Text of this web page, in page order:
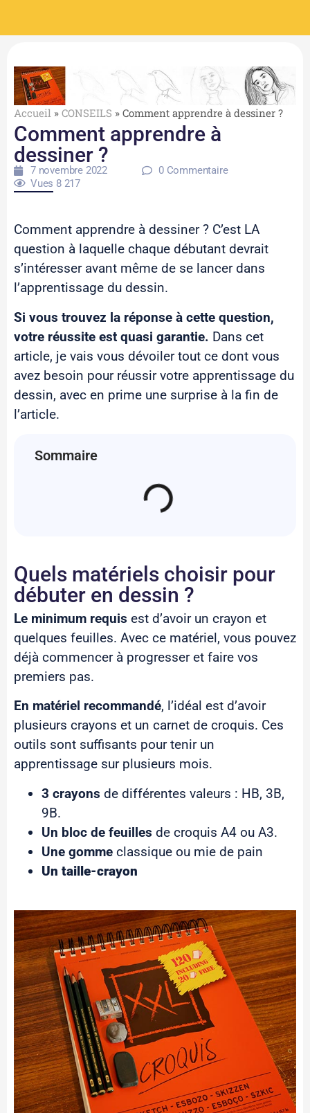
Accueil » CONSEILS » Comment apprendre à dessiner ?
Comment apprendre à
dessiner ?
7 novembre 2022
0 Commentaire
Vues 8 217
Comment apprendre à dessiner ? C’est LA
question à laquelle chaque débutant devrait
s’intéresser avant même de se lancer dans
l’apprentissage du dessin.
Si vous trouvez la réponse à cette question,
votre réussite est quasi garantie. Dans cet
article, je vais vous dévoiler tout ce dont vous
avez besoin pour réussir votre apprentissage du
dessin, avec en prime une surprise à la fin de
l’article.
Sommaire
Quels matériels choisir pour
débuter en dessin ?
Le minimum requis est d’avoir un crayon et
quelques feuilles. Avec ce matériel, vous pouvez
déjà commencer à progresser et faire vos
premiers pas.
En matériel recommandé, l’idéal est d’avoir
plusieurs crayons et un carnet de croquis. Ces
outils sont suffisants pour tenir un
apprentissage sur plusieurs mois.
3 crayons de différentes valeurs : HB, 3B,
9B.
Un bloc de feuilles de croquis A4 ou A3.
Une gomme classique ou mie de pain
Un taille-crayon